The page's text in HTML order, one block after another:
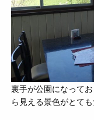
裏手が公園になって
ら見える景色がとても